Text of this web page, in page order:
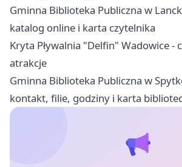
Gminna Biblioteka Publiczna w
katalog online i karta czytelnika
Kryta Pływalnia "Delfin" Wadowice -
atrakcje
Gminna Biblioteka Publiczna w
kontakt, filie, godziny i karta